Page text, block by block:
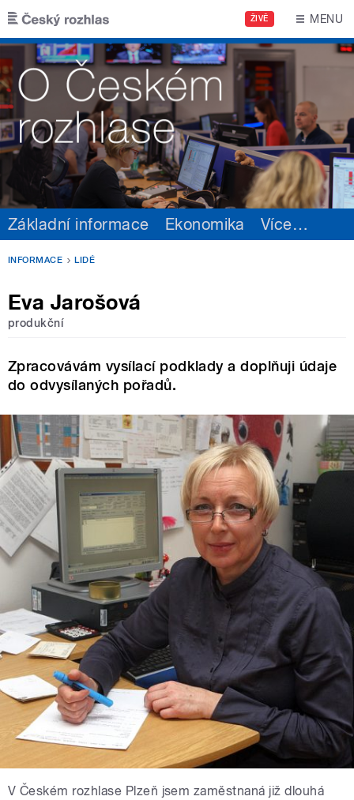
Přejít k hlavnímu obsahu
ŽIVĚ MENU
Základní informace Ekonomika Více…
INFORMACE LIDÉ
Eva Jarošová
produkční
Zpracovávám vysílací podklady a doplňuji údaje
do odvysílaných pořadů.
V Českém rozhlase Plzeň jsem zaměstnaná již dlouhá